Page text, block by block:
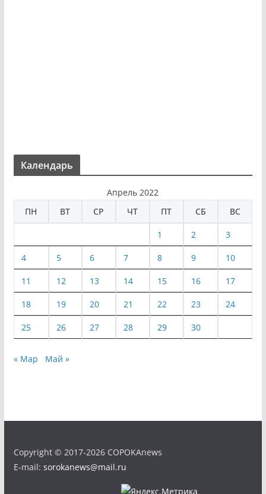
Календарь
Апрель 2022
ПН
ВТ СР ЧТ ПТ СБ ВС
1 2 3
4 5 6 7 8 9 10
11 12 13 14 15 16 17
18 19 20 21 22 23 24
25 26 27 28 29 30
« Мар Май »
Copyright © 2017-2026 COPOKAnews
E-mail: sorokanews@mail.ru